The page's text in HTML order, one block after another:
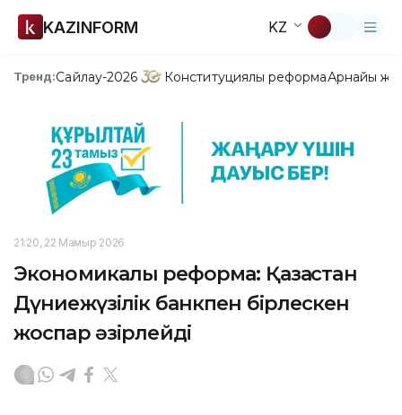
KAZINFORM KZ
Тренд:Сайлау-2026 Конституциялық реформаАрнайы
21:20, 22 Мамыр 2026
Экономикалық реформа: Қазақстан
Дүниежүзілік банкпен бірлескен
жоспар әзірлейді